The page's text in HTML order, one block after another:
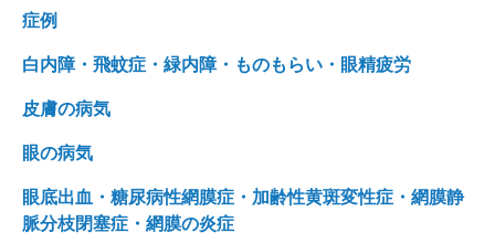
症例
白内障・飛蚊症・緑内障・ものもらい・眼精疲労
皮膚の病気
眼の病気
眼底出血・糖尿病性網膜症・加齢性黄斑変性症・網膜静
脈分枝閉塞症・網膜の炎症